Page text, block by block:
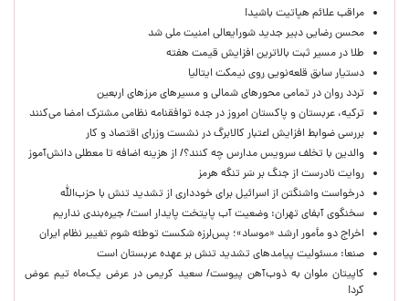
مراقب علائم هپاتیت باشید!
محسن رضایی دبیر جدید شورایعالی امنیت ملی شد
طلا در مسیر ثبت بالاترین افزایش قیمت هفته
دستیار سابق قلعه‌نویی روی نیمکت ایتالیا
تردد روان در تمامی محورهای شمالی و مسیرهای مرزهای اربعین
ترکیه، عربستان و پاکستان امروز در جده توافقنامه نظامی مشترک امضا می‌کنند
بررسی ضوابط افزایش اعتبار کالابرگ در نشست وزرای اقتصاد و کار
والدین با تخلف سرویس مدارس چه کنند؟/ از هزینه اضافه تا معطلی دانش‌آموز
روایت نادرست از جنگ بر سَر تنگه هرمز
درخواست واشنگتن از اسرائیل برای خودداری از تشدید تنش با حزب‌الله
سخنگوی آبفای تهران: وضعیت آب پایتخت پایدار است/ جیره‌بندی نداریم
اخراج دو مأمور ارشد «موساد»؛ پس‌لرزه شکست توطئه شوم تغییر نظام ایران
صنعا: مسئولیت پیامدهای تشدید تنش بر عهده عربستان است
کاپیتان ملوان به ذوب‌آهن پیوست/ سعید کریمی در عرض یک‌ماه تیم عوض
کرد!